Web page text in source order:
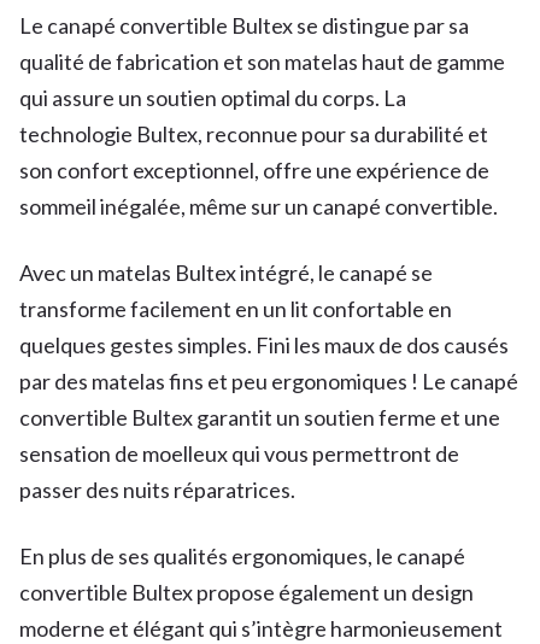
Le canapé convertible Bultex se distingue par sa
qualité de fabrication et son matelas haut de gamme
qui assure un soutien optimal du corps. La
technologie Bultex, reconnue pour sa durabilité et
son confort exceptionnel, offre une expérience de
sommeil inégalée, même sur un canapé convertible.
Avec un matelas Bultex intégré, le canapé se
transforme facilement en un lit confortable en
quelques gestes simples. Fini les maux de dos causés
par des matelas fins et peu ergonomiques ! Le canapé
convertible Bultex garantit un soutien ferme et une
sensation de moelleux qui vous permettront de
passer des nuits réparatrices.
En plus de ses qualités ergonomiques, le canapé
convertible Bultex propose également un design
moderne et élégant qui s’intègre harmonieusement